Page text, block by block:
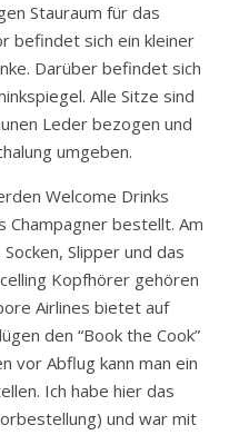
Stauraum für das
befindet sich ein kleiner
Darüber befindet sich
Alle Sitze sind
Leder bezogen und
umgeben.
Welcome Drinks
Champagner bestellt. Am
Slipper und das
Kopfhörer gehören
Airlines bietet auf
den “Book the Cook”
vor Abflug kann man ein
Ich habe hier das
und war mit